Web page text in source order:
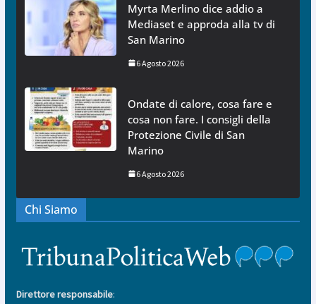
Myrta Merlino dice addio a
Mediaset e approda alla tv di
San Marino
6 Agosto 2026
Ondate di calore, cosa fare e
cosa non fare. I consigli della
Protezione Civile di San
Marino
6 Agosto 2026
Chi Siamo
Direttore responsabile: